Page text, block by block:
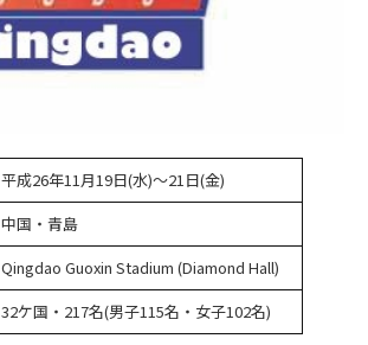
平成26年11月19日(水)～21日(金)
中国・青島
Qingdao Guoxin Stadium (Diamond Hall)
32ケ国・217名(男子115名・女子102名)